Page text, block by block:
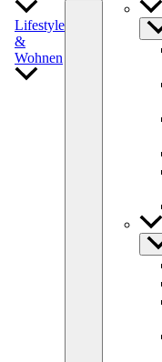
Lifestyle
&
Wohnen